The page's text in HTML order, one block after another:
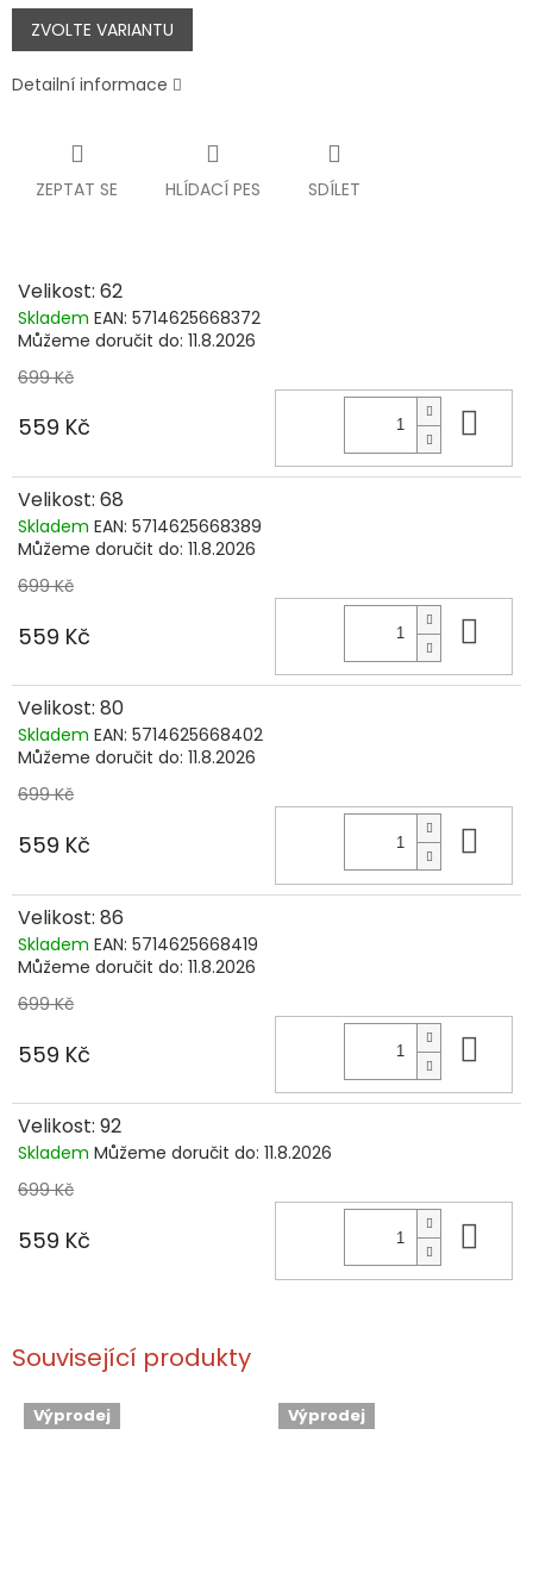
Měrná
cena:
ZVOLTE VARIANTU
Detailní informace
ZEPTAT SE HLÍDACÍ PES SDÍLET
Velikost: 62
Skladem EAN: 5714625668372
Můžeme doručit do: 11.8.2026
699 Kč
559 Kč
Velikost: 68
Skladem EAN: 5714625668389
Můžeme doručit do: 11.8.2026
699 Kč
559 Kč
Velikost: 80
Skladem EAN: 5714625668402
Můžeme doručit do: 11.8.2026
699 Kč
559 Kč
Velikost: 86
Skladem EAN: 5714625668419
Můžeme doručit do: 11.8.2026
699 Kč
559 Kč
Velikost: 92
Skladem Můžeme doručit do: 11.8.2026
699 Kč
559 Kč
Související produkty
Výprodej Výprodej